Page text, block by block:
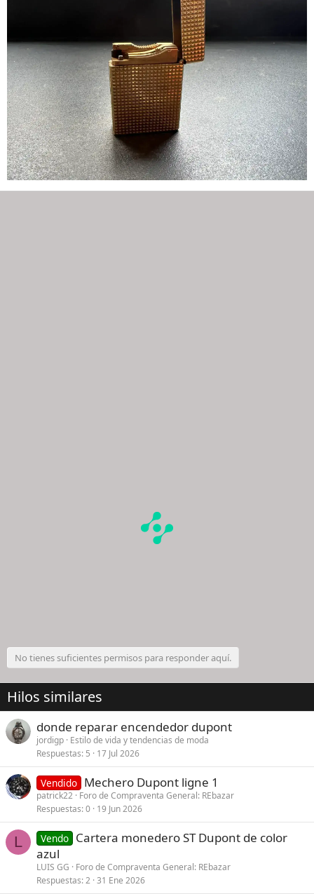
No tienes suficientes permisos para responder aquí.
Hilos similares
donde reparar encendedor dupont
jordigp Estilo de vida y tendencias de moda
Respuestas 5 17 Jul 2026
Vendido Mechero Dupont ligne 1
patrick22 Foro de Compraventa General: REbazar
Respuestas 0 19 Jun 2026
L Vendo Cartera monedero ST Dupont de color
azul
LUIS GG
Foro de Compraventa General: REbazar
Respuestas 2 31 Ene 2026